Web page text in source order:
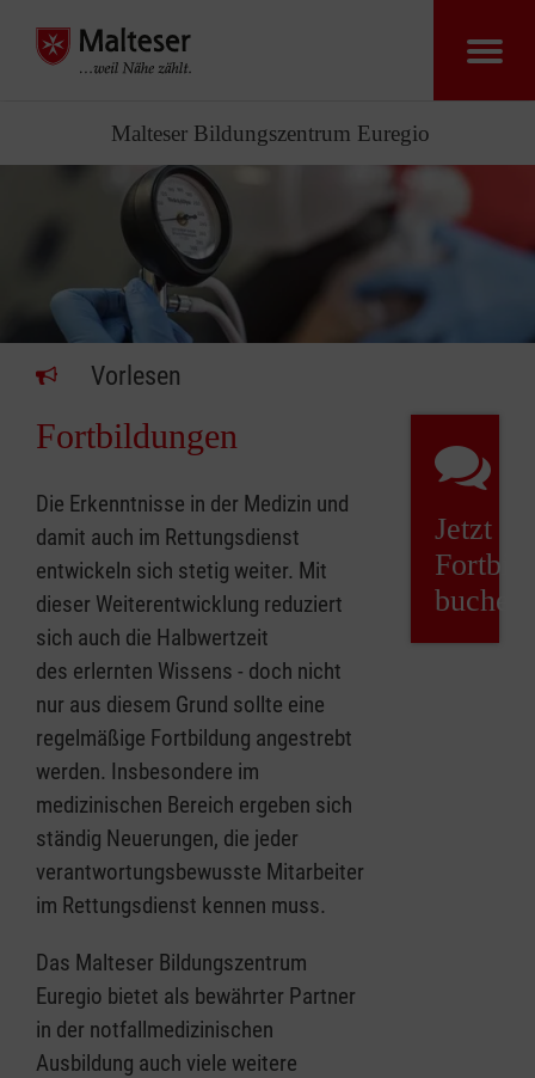
Malteser Bildungszentrum Euregio
Vorlesen
Fortbildungen
Die Erkenntnisse in der Medizin und
damit auch im Rettungsdienst
entwickeln sich stetig weiter. Mit
dieser Weiterentwicklung reduziert
sich auch die Halbwertzeit
des erlernten Wissens - doch nicht
nur aus diesem Grund sollte eine
regelmäßige Fortbildung angestrebt
werden. Insbesondere im
medizinischen Bereich ergeben sich
ständig Neuerungen, die jeder
verantwortungsbewusste Mitarbeiter
im Rettungsdienst kennen muss.
Das Malteser Bildungszentrum
Euregio bietet als bewährter Partner
in der notfallmedizinischen
Ausbildung auch viele weitere
Jetzt
buchen